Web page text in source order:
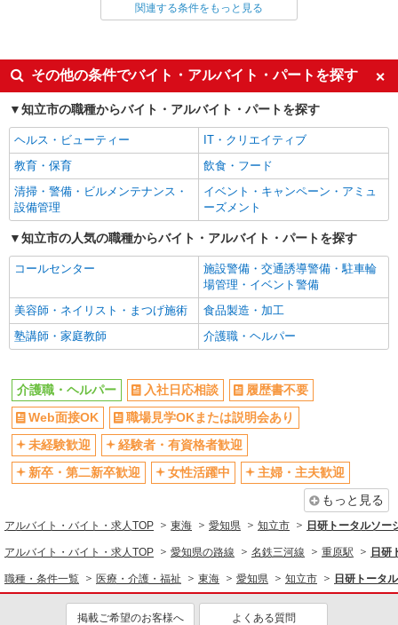
個別ケア重視！高級シニア住宅で巡回やケアな
通費全支給(ガソリン代含む)＞
知立市内
キープ 詳細を見る
派遣社員
株式会社kotrio /●NG-H-1992507
[ 高収入 ]三河知立駅近く【日収1.2万円】生活
支援員さん大募集！
時給1500円〜2125円 ＜日払い有/週払い有/交
通費全支給(ガソリン代含む)＞
キープ 詳細を見る
レバウェル株式会社
［1］介護福祉士 ［2］初任者研修/2級ヘルパ
ー ［3］実務者研修/1級ヘルパー ［4］ケアマ
ネジャー等
時給1,226円〜1,800円 ※経験・能力による ＜
月給例＞シッカリ稼げるのが魅力♪ 時給1,700円×1
日8h×20日（週5日）＝272,000円
愛知県知立市 ☆その他、愛知県内に勤務地多
詳細を見る
未経験歓迎
ミドル（40代～）活躍中
週2～3日勤務OK
深夜
交通費支給
社会保険あり
関連する条件をもっと見る
その他の条件でバイト・アルバイト・パートを探す
知立市の職種からバイト・アルバイト・パートを探す
ヘルス・ビューティー
IT・クリエイティブ
教育・保育
飲食・フード
清掃・警備・ビルメンテナンス・
設備管理
イベント・キャンペーン・アミュ
ーズメント
知立市の人気の職種からバイト・アルバイト・パートを探す
コールセンター
施設警備・交通誘導警備・駐車輪
場管理・イベント警備
美容師・ネイリスト・まつげ施術
食品製造・加工
塾講師・家庭教師
介護職・ヘルパー
介護職・ヘルパー 入社日応相談
履歴書不要
Web面接OK
職場見学OKまたは説明会あり
未経験歓迎
経験者・有資格者歓迎
新卒・第二新卒歓迎
女性活躍中
主婦・主夫歓迎
もっと見る
アルバイト・バイト・求人TOP 東海 愛知県 知立市 日研トータルソ
アルバイト・バイト・求人TOP 愛知県の路線 名鉄三河線 重原駅 日研
職種・条件一覧 医療・介護・福祉 東海 愛知県 知立市 日研トータ
掲載ご希望のお客様へ よくある質問